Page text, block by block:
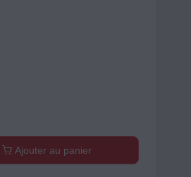
Ajouter au panier